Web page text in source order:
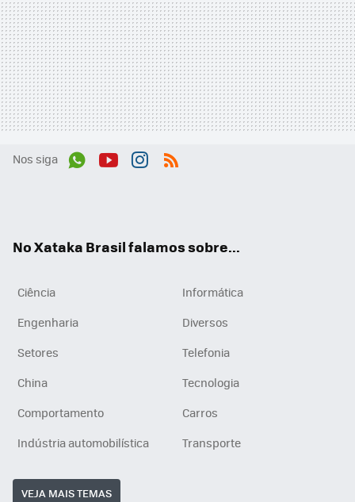
Nos siga
No Xataka Brasil falamos sobre...
Ciência
Informática
Engenharia
Diversos
Setores
Telefonia
China
Tecnologia
Comportamento
Carros
Indústria automobilística
Transporte
VEJA MAIS TEMAS